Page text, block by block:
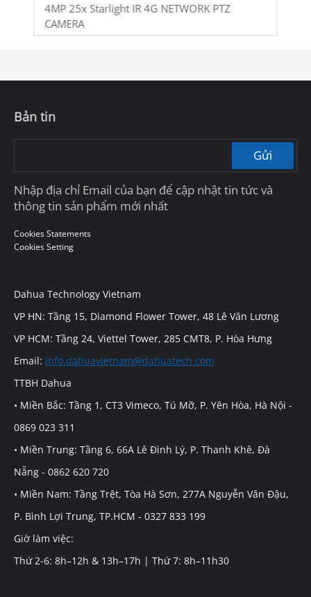
4MP 25x Starlight IR 4G NETWORK PTZ
CAMERA
Bản tin
Gửi
Nhập địa chỉ Email của bạn để cập nhật tin tức và
thông tin sản phẩm mới nhất
Cookies Statements
Cookies Setting
Dahua Technology Vietnam
VP HN: Tầng 15, Diamond Flower Tower, 48 Lê Văn Lương
VP HCM: Tầng 24, Viettel Tower, 285 CMT8, P. Hòa Hưng
Email: info.dahuavietnam@dahuatech.com
TTBH Dahua
• Miền Bắc: Tầng 1, CT3 Vimeco, Tú Mỡ, P. Yên Hòa, Hà Nội -
0869 023 311
• Miền Trung: Tầng 6, 66A Lê Đình Lý, P. Thanh Khê, Đà
Nẵng - 0862 620 720
• Miền Nam: Tầng Trệt, Tòa Hà Sơn, 277A Nguyễn Văn Đậu,
P. Bình Lợi Trung, TP.HCM - 0327 833 199
Giờ làm việc:
Thứ 2-6: 8h–12h & 13h–17h | Thứ 7: 8h–11h30